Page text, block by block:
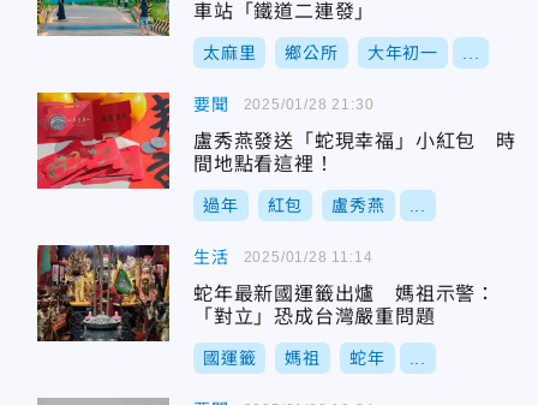
車站「鐵道二連發」
太麻里 鄉公所 大年初一
要聞
盧秀燕發送「蛇現幸福」小紅包 時
間地點看這裡！
過年 紅包 盧秀燕
2025/01/28 21:30
生活
蛇年最新國運籤出爐 媽祖示警：
「對立」恐成台灣嚴重問題
國運籤 媽祖 蛇年
2025/01/28 11:14